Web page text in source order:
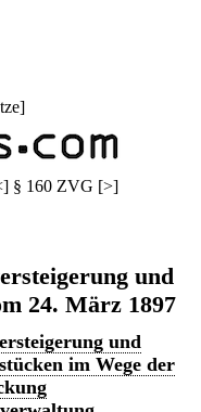
]
] § 160 ZVG [>]
und
24. März 1897
und
im Wege der